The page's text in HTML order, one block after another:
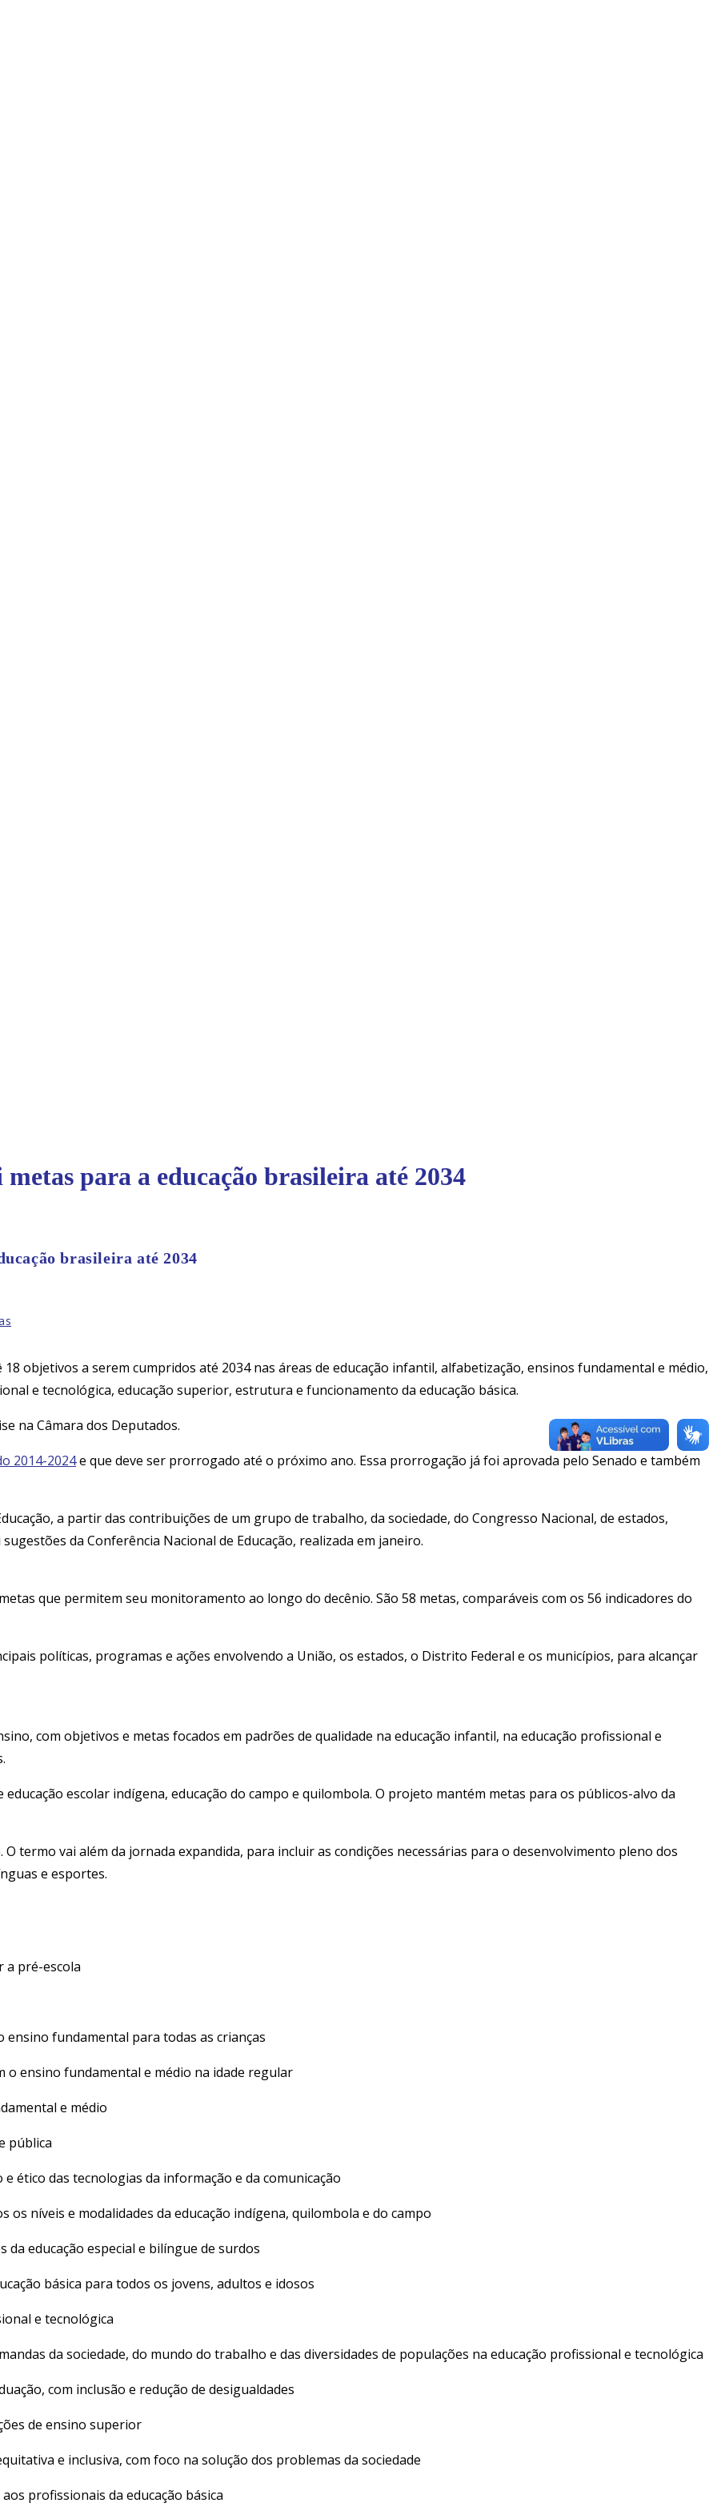
para a educação brasileira até 2034
brasileira até 2034
objetivos a serem cumpridos até 2034 nas áreas de educação infantil, alfabetização, ensinos fundamental e médio,
e tecnológica, educação superior, estrutura e funcionamento da educação básica.
na Câmara dos Deputados.
2014-2024e que deve ser prorrogado até o próximo ano. Essa prorrogação já foi aprovada pelo Senado e também
a partir das contribuições de um grupo de trabalho, da sociedade, do Congresso Nacional, de estados,
da Conferência Nacional de Educação, realizada em janeiro.
que permitem seu monitoramento ao longo do decênio. São 58 metas, comparáveis com os 56 indicadores do
políticas, programas e ações envolvendo a União, os estados, o Distrito Federal e os municípios, para alcançar
com objetivos e metas focados em padrões de qualidade na educação infantil, na educação profissional e
escolar indígena, educação do campo e quilombola. O projeto mantém metas para os públicos-alvo da
termo vai além da jornada expandida, para incluir as condições necessárias para o desenvolvimento pleno dos
e esportes.
a pré-escola
ensino fundamental para todas as crianças
o ensino fundamental e médio na idade regular
e médio
pública
ético das tecnologias da informação e da comunicação
níveis e modalidades da educação indígena, quilombola e do campo
educação especial e bilíngue de surdos
básica para todos os jovens, adultos e idosos
e tecnológica
da sociedade, do mundo do trabalho e das diversidades de populações na educação profissional e tecnológica
com inclusão e redução de desigualdades
de ensino superior
e inclusiva, com foco na solução dos problemas da sociedade
profissionais da educação básica